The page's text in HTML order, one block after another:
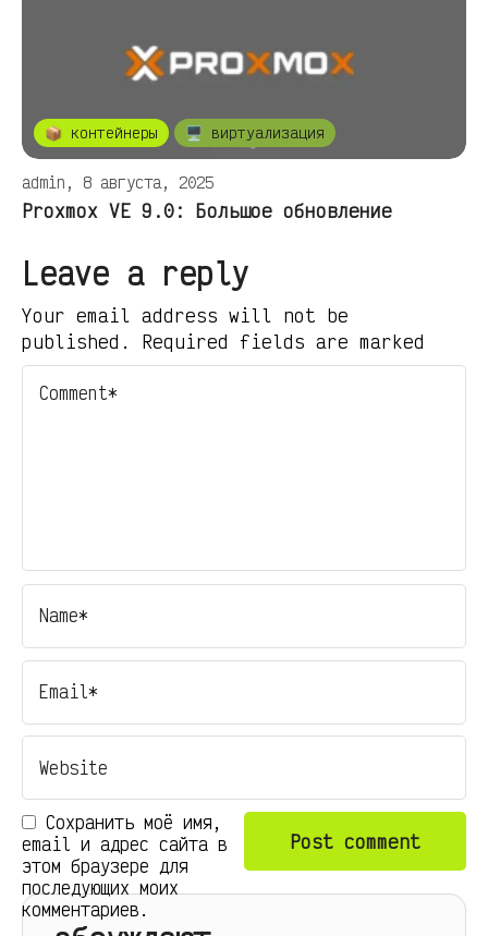
📦 контейнеры 🖥️ виртуализация
admin, 8 августа, 2025
Proxmox VE 9.0: Большое обновление
Leave a reply
Your email address will not be
published. Required fields are marked
Сохранить моё имя,
email и адрес сайта в
этом браузере для
последующих моих
комментариев.